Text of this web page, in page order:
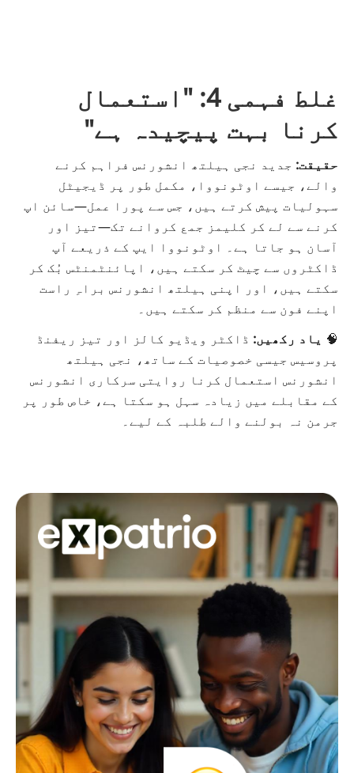
غلط فہمی 4: "استعمال
کرنا بہت پیچیدہ ہے"
حقیقت: جدید نجی ہیلتھ انشورنس فراہم کرنے
والے، جیسے اوٹونووا، مکمل طور پر ڈیجیٹل
سہولیات پیش کرتے ہیں، جس سے پورا عمل—سائن اپ
کرنے سے لے کر کلیمز جمع کروانے تک—تیز اور
آسان ہو جاتا ہے۔ اوٹونووا ایپ کے ذریعے آپ
ڈاکٹروں سے چیٹ کر سکتے ہیں، اپائنٹمنٹس بُک کر
سکتے ہیں، اور اپنی ہیلتھ انشورنس براہِ راست
اپنے فون سے منظم کر سکتے ہیں۔
🧠 یاد رکھیں: ڈاکٹر ویڈیو کالز اور تیز ریفنڈ
پروسیس جیسی خصوصیات کے ساتھ، نجی ہیلتھ
انشورنس استعمال کرنا روایتی سرکاری انشورنس
کے مقابلے میں زیادہ سہل ہو سکتا ہے، خاص طور پر
جرمن نہ بولنے والے طلبہ کے لیے۔